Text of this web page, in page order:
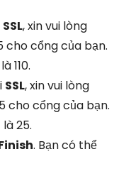
SSL, xin vui lòng
cho cổng của bạn.
110.
SSL, xin vui lòng
cho cổng của bạn.
25.
. Bạn có thể